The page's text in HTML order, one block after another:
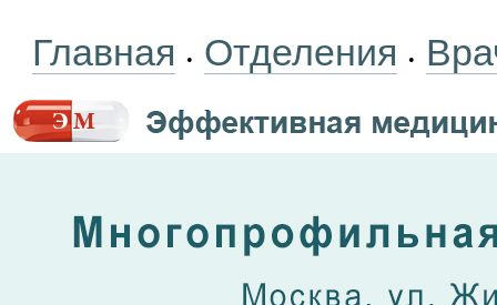
Главная • Отделения •